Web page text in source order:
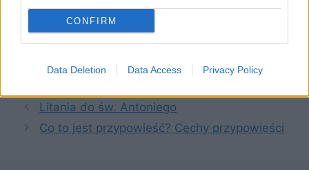
CONFIRM
Data Deletion Data Access Privacy Policy
Modlitwy za zmarłych – na rocznicę
śmierci, na pogrzeb, na każdy dzień
tygodnia
Litania do św. Antoniego
Co to jest przypowieść? Cechy przypowieści